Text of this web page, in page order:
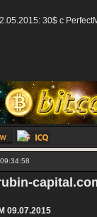
30$ с
09.07.2015